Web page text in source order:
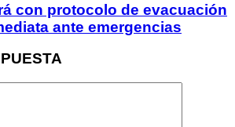
con protocolo de evacuación
ante emergencias